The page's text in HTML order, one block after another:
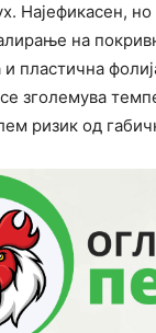
Најефикасен,
на
пластична
зголемува
ризик од